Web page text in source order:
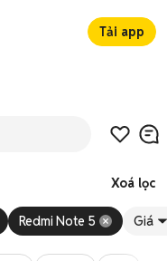
Tải app
Xoá lọc
Redmi Note 5 Giá